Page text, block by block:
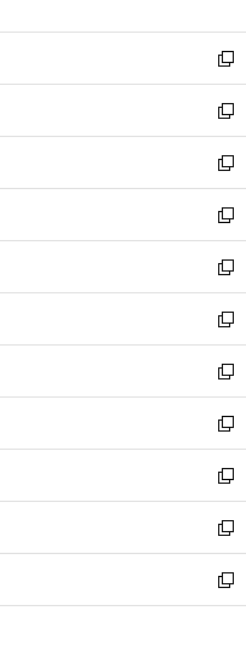
開
く
新
し
い
ウ
ィ
ン
ド
ウ
で
開
く
新
し
い
ウ
ィ
ン
ド
ウ
で
開
く
新
し
い
ウ
ィ
ン
ド
ウ
で
開
く
新
し
い
ウ
ィ
ン
ド
ウ
で
開
く
新
し
い
ウ
ィ
ン
ド
ウ
で
開
く
新
し
い
ウ
ィ
ン
ド
ウ
で
開
く
新
し
い
ウ
ィ
ン
ド
ウ
で
開
新
し
い
ウ
ィ
ン
ド
ウ
新
し
い
ウ
ィ
ン
新
し
い
ウ
新
し